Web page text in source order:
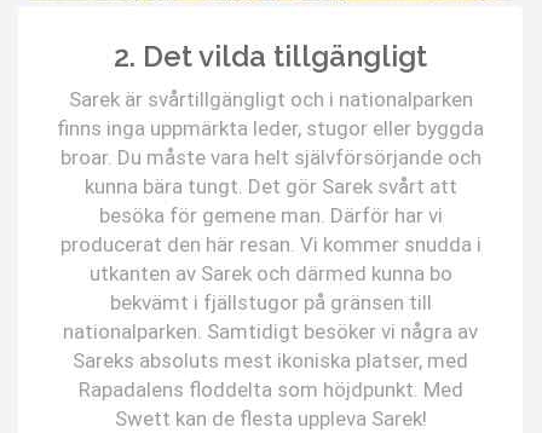
2. Det vilda tillgängligt
Sarek är svårtillgängligt och i nationalparken
finns inga uppmärkta leder, stugor eller byggda
broar. Du måste vara helt självförsörjande och
kunna bära tungt. Det gör Sarek svårt att
besöka för gemene man. Därför har vi
producerat den här resan. Vi kommer snudda i
utkanten av Sarek och därmed kunna bo
bekvämt i fjällstugor på gränsen till
nationalparken. Samtidigt besöker vi några av
Sareks absoluts mest ikoniska platser, med
Rapadalens floddelta som höjdpunkt. Med
Swett kan de flesta uppleva Sarek!